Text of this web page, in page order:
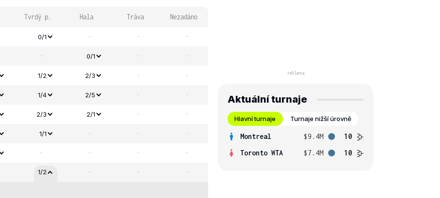
Tvrdý p. Hala Tráva Nezadáno
0/1 - - -
- 0/1 - -
1/2 2/3 - -
1/4 2/5 - -
2/3 2/1 - -
1/1 - - -
- - - -
1/2 - - -
Aktuální turnaje
Hlavní turnaje Turnaje nižší úrovně
Montreal $9.4M
10
Toronto WTA
$7.4M 10